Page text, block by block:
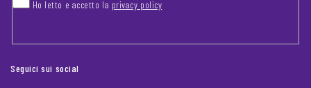
Ho letto e accetto la privacy policy
Seguici sui social